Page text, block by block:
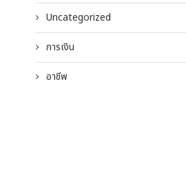
Uncategorized
การเงิน
อาชีพ